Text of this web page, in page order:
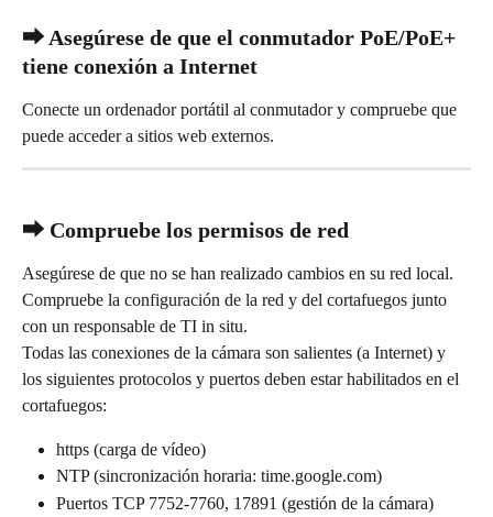
⮕ Asegúrese de que el conmutador PoE/PoE+
tiene conexión a Internet
Conecte un ordenador portátil al conmutador y compruebe que
puede acceder a sitios web externos.
⮕ Compruebe los permisos de red
Asegúrese de que no se han realizado cambios en su red local.
Compruebe la configuración de la red y del cortafuegos junto
con un responsable de TI in situ.
Todas las conexiones de la cámara son salientes (a Internet) y
los siguientes protocolos y puertos deben estar habilitados en el
cortafuegos:
https (carga de vídeo)
NTP (sincronización horaria: time.google.com)
Puertos TCP 7752-7760, 17891 (gestión de la cámara)